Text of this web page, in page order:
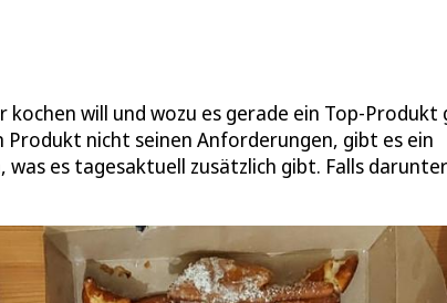
kochen will und wozu es gerade ein Top-Produkt
nicht seinen Anforderungen, gibt es ein
es tagesaktuell zusätzlich gibt. Falls darunter